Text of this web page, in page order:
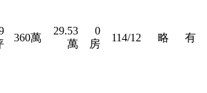
360萬
29.53
萬
0
房
114/12 略 有